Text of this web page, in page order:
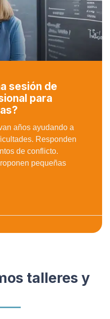
sesión de
para
años ayudando a
Responden
de conflicto.
pequeñas
talleres y